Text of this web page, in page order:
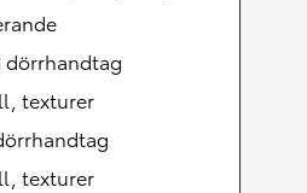
dörrhandtag
texturer
texturer